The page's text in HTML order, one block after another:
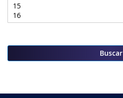
Buscar